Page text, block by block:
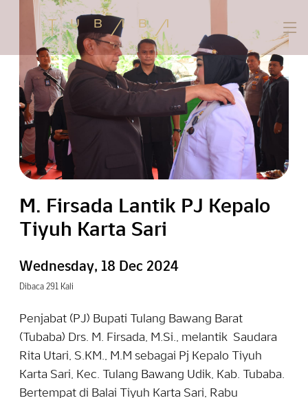
M. Firsada Lantik PJ Kepalo
Tiyuh Karta Sari
Wednesday, 18 Dec 2024
Dibaca 291 Kali
Penjabat (PJ) Bupati Tulang Bawang Barat
(Tubaba) Drs. M. Firsada, M.Si., melantik Saudara
Rita Utari, S.KM., M.M sebagai Pj Kepalo Tiyuh
Karta Sari, Kec. Tulang Bawang Udik, Kab. Tubaba.
Bertempat di Balai Tiyuh Karta Sari, Rabu